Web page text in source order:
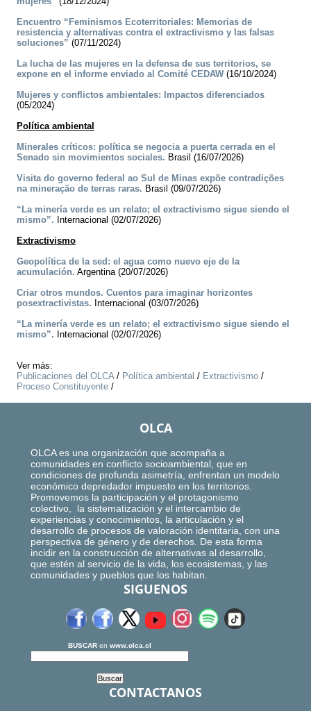
Encuentro “Feminismos Ecoterritoriales: Memorias de
resistencia y alternativas contra el extractivismo y las falsas
soluciones” (07/11/2024)
La lucha de las mujeres en la defensa de sus territorios, se
expone en el informe enviado al Comité CEDAW (16/10/2024)
Mujeres y conflictos ambientales: Impactos diferenciados
(05/2024)
Política ambiental
Minerales críticos: política se negocia a puerta cerrada en el
Senado sin movimientos sociales. Brasil (16/07/2026)
Visita do governo federal ao Sul de Minas expõe contradições
na mineração de terras raras. Brasil (09/07/2026)
“La minería verde es un relato; el extractivismo sigue siendo el
mismo”. Internacional (02/07/2026)
Extractivismo
Geopolítica de la sed: el agua como nuevo eje de la
acumulación. Argentina (20/07/2026)
Criar otros mundos. Cuentos para imaginar horizontes
posextractivistas. Internacional (03/07/2026)
“La minería verde es un relato; el extractivismo sigue siendo el
mismo”. Internacional (02/07/2026)
Ver más:
Publicaciones del OLCA/ Política ambiental / Extractivismo /
Proceso Constituyente /
OLCA
OLCA es una organización que acompaña a
comunidades en conflicto socioambiental, que en
condiciones de profunda asimetría, enfrentan un modelo
económico depredador impuesto en los territorios.
Promovemos la participación y el protagonismo
colectivo, la sistematización y el intercambio de
experiencias y conocimientos, la articulación y el
desarrollo de procesos de valoración identitaria, con una
perspectiva de género y de derechos. De esta forma
incidir en la construcción de alternativas al desarrollo,
que estén al servicio de la vida, los ecosistemas, y las
comunidades y pueblos que los habitan.
SIGUENOS
BUSCAR en www.olca.cl
CONTACTANOS